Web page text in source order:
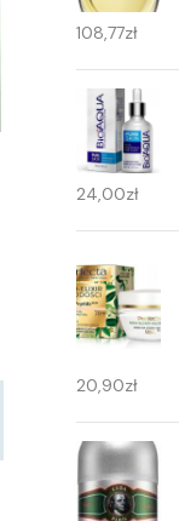
108,77zł
24,00zł
20,90zł